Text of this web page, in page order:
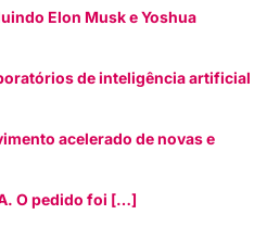
Elon Musk e Yoshua
de inteligência artificial
acelerado de novas e
O pedido foi […]